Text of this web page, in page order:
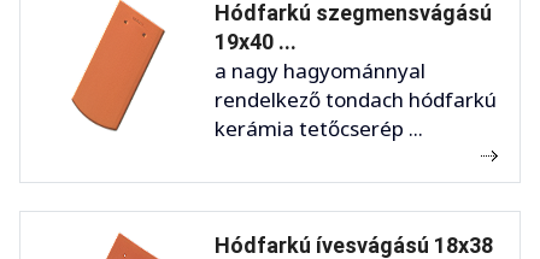
Hódfarkú szegmensvágású
19x40 ...
a nagy hagyománnyal
rendelkező tondach hódfarkú
kerámia tetőcserép ...
Hódfarkú ívesvágású 18x38